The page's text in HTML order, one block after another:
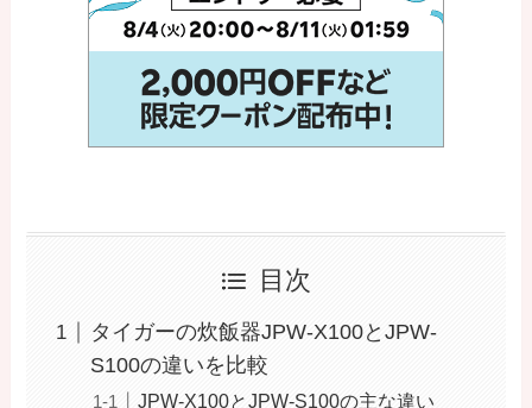
目次
タイガーの炊飯器JPW-X100とJPW-
S100の違いを比較
JPW-X100とJPW-S100の主な違い